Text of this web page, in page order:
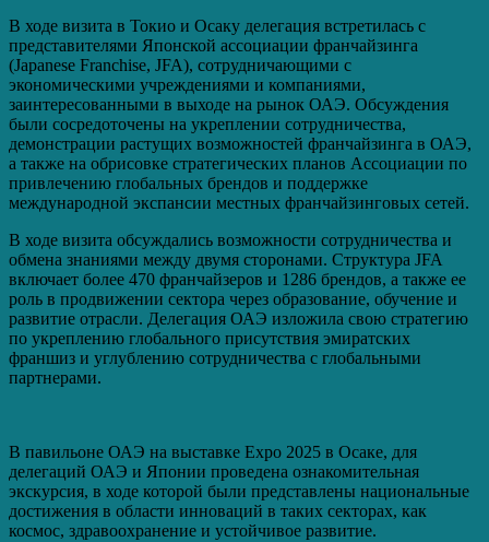
В ходе визита в Токио и Осаку делегация встретилась с
представителями Японской ассоциации франчайзинга
(Japanese Franchise, JFA), сотрудничающими с
экономическими учреждениями и компаниями,
заинтересованными в выходе на рынок ОАЭ. Обсуждения
были сосредоточены на укреплении сотрудничества,
демонстрации растущих возможностей франчайзинга в ОАЭ,
а также на обрисовке стратегических планов Ассоциации по
привлечению глобальных брендов и поддержке
международной экспансии местных франчайзинговых сетей.
В ходе визита обсуждались возможности сотрудничества и
обмена знаниями между двумя сторонами. Структура JFA
включает более 470 франчайзеров и 1286 брендов, а также ее
роль в продвижении сектора через образование, обучение и
развитие отрасли. Делегация ОАЭ изложила свою стратегию
по укреплению глобального присутствия эмиратских
франшиз и углублению сотрудничества с глобальными
партнерами.
В павильоне ОАЭ на выставке Expo 2025 в Осаке, для
делегаций ОАЭ и Японии проведена ознакомительная
экскурсия, в ходе которой были представлены национальные
достижения в области инноваций в таких секторах, как
космос, здравоохранение и устойчивое развитие.